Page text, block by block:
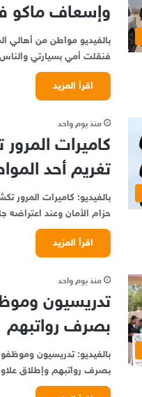
وإسعاف ماكو
بالفيديو مواطن من أهالي
فنقلت أمي بسيارتي
اقرأ المزيد
منذ يوم واحد
كاميرات
تغريم أحد
بالفيديو: كاميرات المرور
حزام الأمان وعند اعتراضه
اقرأ المزيد
منذ يوم واحد
تدريسيون
بصرف رواتبهم
بالفيديو: تدريسيون
بصرف رواتبهم وإطلاق